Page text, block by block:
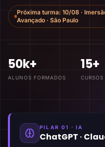
Próxima turma: 10/08 ·
Avançado · São Paulo
50k+
ALUNOS FORMADOS
15+
PILAR 01 · IA
ChatGPT ·